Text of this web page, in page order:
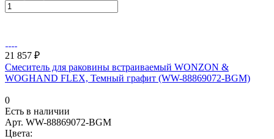
21 857 ₽
Смеситель для раковины встраиваемый WONZON &
WOGHAND FLEX, Темный графит (WW-88869072-BGM)
0
Есть в наличии
Арт. WW-88869072-BGM
Цвета: